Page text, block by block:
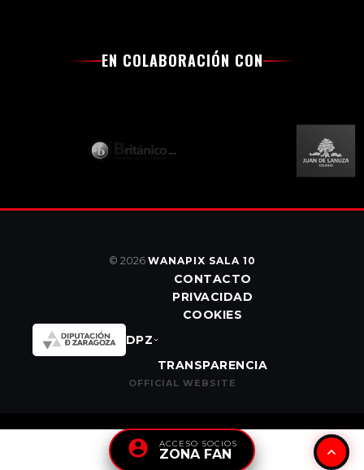
ACCESO SOCIOS
ZONA FAN
EN COLABORACIÓN CON
© 2026 WANAPIX SALA 10
CONTACTO
PRIVACIDAD
COOKIES
DPZ
TRANSPARENCIA
OFFICIAL WEBSITE